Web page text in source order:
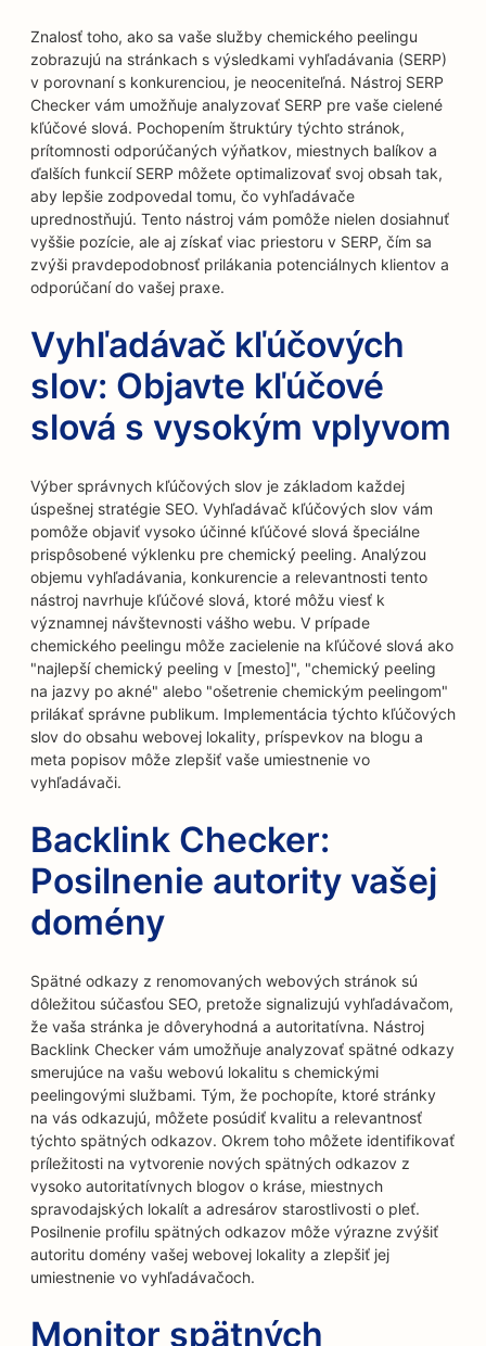
Znalosť toho, ako sa vaše služby chemického peelingu
zobrazujú na stránkach s výsledkami vyhľadávania (SERP)
v porovnaní s konkurenciou, je neoceniteľná. Nástroj SERP
Checker vám umožňuje analyzovať SERP pre vaše cielené
kľúčové slová. Pochopením štruktúry týchto stránok,
prítomnosti odporúčaných výňatkov, miestnych balíkov a
ďalších funkcií SERP môžete optimalizovať svoj obsah tak,
aby lepšie zodpovedal tomu, čo vyhľadávače
uprednostňujú. Tento nástroj vám pomôže nielen dosiahnuť
vyššie pozície, ale aj získať viac priestoru v SERP, čím sa
zvýši pravdepodobnosť prilákania potenciálnych klientov a
odporúčaní do vašej praxe.
Vyhľadávač kľúčových
slov: Objavte kľúčové
slová s vysokým vplyvom
Výber správnych kľúčových slov je základom každej
úspešnej stratégie SEO. Vyhľadávač kľúčových slov vám
pomôže objaviť vysoko účinné kľúčové slová špeciálne
prispôsobené výklenku pre chemický peeling. Analýzou
objemu vyhľadávania, konkurencie a relevantnosti tento
nástroj navrhuje kľúčové slová, ktoré môžu viesť k
významnej návštevnosti vášho webu. V prípade
chemického peelingu môže zacielenie na kľúčové slová ako
"najlepší chemický peeling v [mesto]", "chemický peeling
na jazvy po akné" alebo "ošetrenie chemickým peelingom"
prilákať správne publikum. Implementácia týchto kľúčových
slov do obsahu webovej lokality, príspevkov na blogu a
meta popisov môže zlepšiť vaše umiestnenie vo
vyhľadávači.
Backlink Checker:
Posilnenie autority vašej
domény
Spätné odkazy z renomovaných webových stránok sú
dôležitou súčasťou SEO, pretože signalizujú vyhľadávačom,
že vaša stránka je dôveryhodná a autoritatívna. Nástroj
Backlink Checker vám umožňuje analyzovať spätné odkazy
smerujúce na vašu webovú lokalitu s chemickými
peelingovými službami. Tým, že pochopíte, ktoré stránky
na vás odkazujú, môžete posúdiť kvalitu a relevantnosť
týchto spätných odkazov. Okrem toho môžete identifikovať
príležitosti na vytvorenie nových spätných odkazov z
vysoko autoritatívnych blogov o kráse, miestnych
spravodajských lokalít a adresárov starostlivosti o pleť.
Posilnenie profilu spätných odkazov môže výrazne zvýšiť
autoritu domény vašej webovej lokality a zlepšiť jej
umiestnenie vo vyhľadávačoch.
Monitor spätných